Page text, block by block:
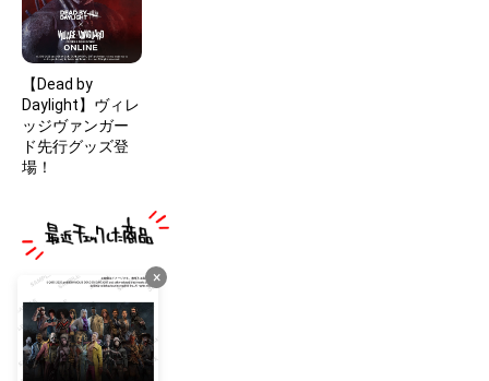
【Dead by
Daylight】ヴィレ
ッジヴァンガー
ド先行グッズ登
場！
×